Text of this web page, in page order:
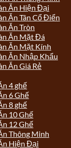
Ăn Hiện Đại
Ăn Tân Cổ Điển
Ăn Tròn
Ăn Mặt Đá
Ăn Mặt Kính
Ăn Nhập Khẩu
Ăn Giá Rẻ
4 ghế
6 Ghế
8 ghế
10 Ghế
12 Ghế
Thông Minh
Hiện Đại